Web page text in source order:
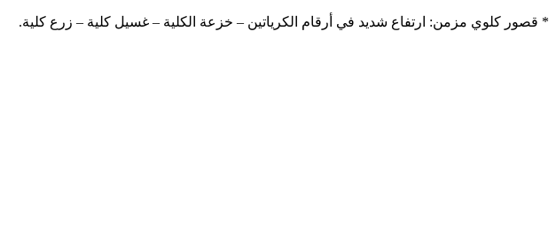
* قصور كلوي مزمن: ارتفاع شديد في أرقام الكرياتين – خزعة الكلية – غسيل كلية – زرع كلية.